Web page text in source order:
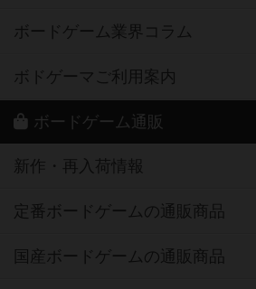
ボードゲーム業界コラム
ボドゲーマご利用案内
ボードゲーム通販
新作・再入荷情報
定番ボードゲームの通販商品
国産ボードゲームの通販商品